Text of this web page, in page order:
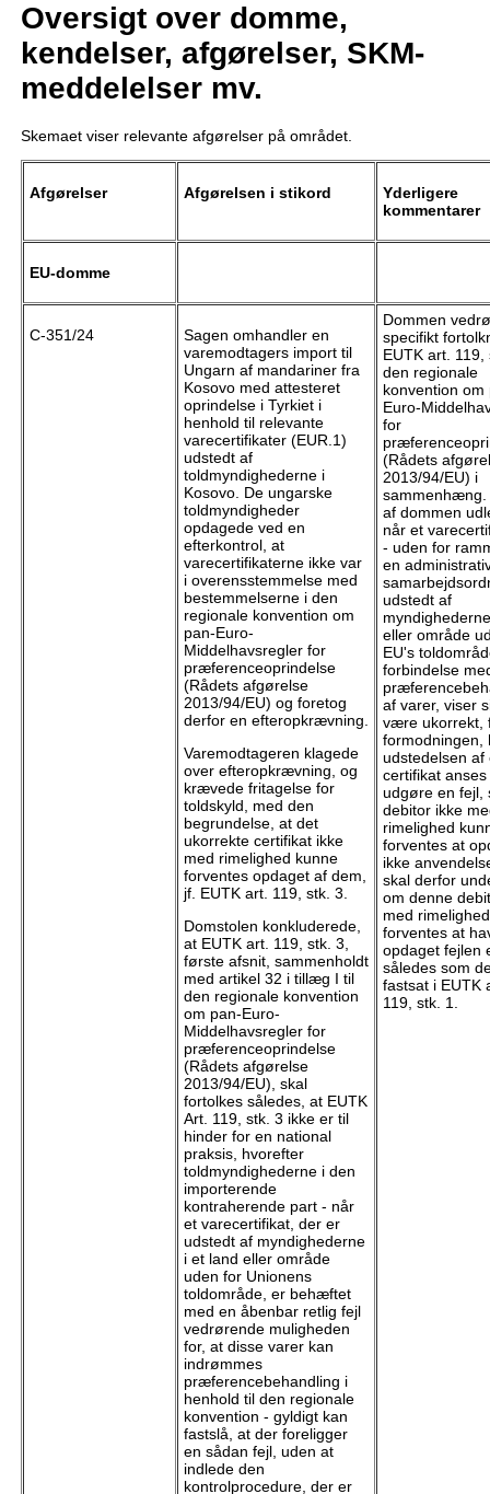
Oversigt over domme,
kendelser, afgørelser, SKM-
meddelelser mv.
Skemaet viser relevante afgørelser på området.
Afgørelser Afgørelsen i stikord
Yderligere
kommentarer
EU-domme
C-351/24
Sagen omhandler en
varemodtagers import til
Ungarn af mandariner fra
Kosovo med attesteret
oprindelse i Tyrkiet i
henhold til relevante
varecertifikater (EUR.1)
udstedt af
toldmyndighederne i
Kosovo. De ungarske
toldmyndigheder
opdagede ved en
efterkontrol, at
varecertifikaterne ikke var
i overensstemmelse med
bestemmelserne i den
regionale konvention om
pan-Euro-
Middelhavsregler for
præferenceoprindelse
(Rådets afgørelse
2013/94/EU) og foretog
derfor en efteropkrævning.
Varemodtageren klagede
over efteropkrævning, og
krævede fritagelse for
toldskyld, med den
begrundelse, at det
ukorrekte certifikat ikke
med rimelighed kunne
forventes opdaget af dem,
jf. EUTK art. 119, stk. 3.
Domstolen konkluderede,
at EUTK art. 119, stk. 3,
første afsnit, sammenholdt
med artikel 32 i tillæg I til
den regionale konvention
om pan-Euro-
Middelhavsregler for
præferenceoprindelse
(Rådets afgørelse
2013/94/EU), skal
fortolkes således, at EUTK
Art. 119, stk. 3 ikke er til
hinder for en national
praksis, hvorefter
toldmyndighederne i den
importerende
kontraherende part - når
et varecertifikat, der er
udstedt af myndighederne
i et land eller område
uden for Unionens
toldområde, er behæftet
med en åbenbar retlig fejl
vedrørende muligheden
for, at disse varer kan
indrømmes
præferencebehandling i
henhold til den regionale
konvention - gyldigt kan
fastslå, at der foreligger
en sådan fejl, uden at
indlede den
kontrolprocedure, der er
Dommen
specifikt
EUTK art. 119,
den regionale
konvention om
Euro-
for
(Rådets
2013/94/EU) i
sammenhæng.
af dommen
når et
- uden for
en
udstedt af
eller område
EU's
forbindelse
af varer, viser
være ukorrekt,
formodningen,
udstedelsen af
certifikat
udgøre en fejl,
debitor ikke
rimelighed
forventes at
ikke
skal derfor
om denne
med
forventes at
opdaget fejlen
således som
fastsat i EUTK
119, stk. 1.